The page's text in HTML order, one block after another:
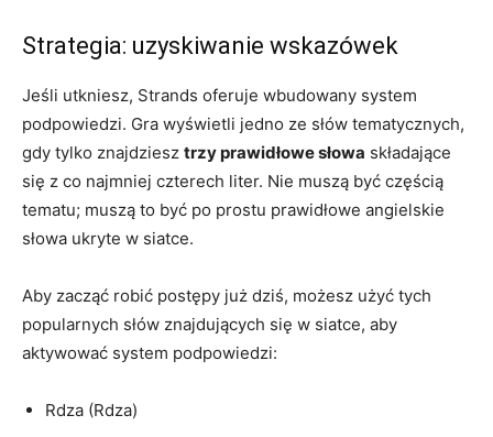
Strategia: uzyskiwanie wskazówek
Jeśli utkniesz, Strands oferuje wbudowany system
podpowiedzi. Gra wyświetli jedno ze słów tematycznych,
gdy tylko znajdziesz trzy prawidłowe słowa składające
się z co najmniej czterech liter. Nie muszą być częścią
tematu; muszą to być po prostu prawidłowe angielskie
słowa ukryte w siatce.
Aby zacząć robić postępy już dziś, możesz użyć tych
popularnych słów znajdujących się w siatce, aby
aktywować system podpowiedzi:
Rdza (Rdza)